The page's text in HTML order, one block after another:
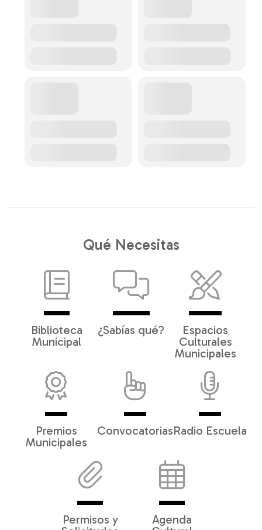
Qué Necesitas
Biblioteca
Municipal
¿Sabías qué?
Espacios
Culturales
Municipales
Premios
Municipales
ConvocatoriasRadio Escuela
Permisos y
Agenda